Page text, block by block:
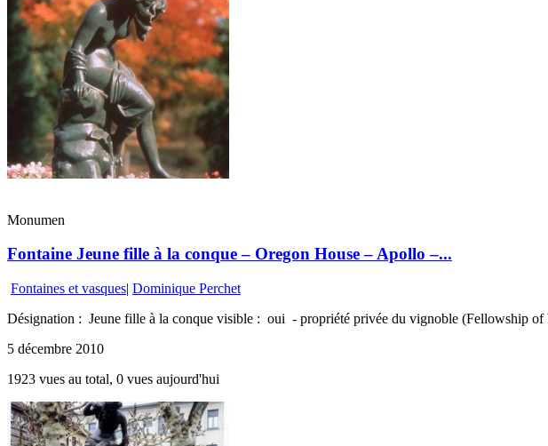
Monumen
Fontaine Jeune fille à la conque – Oregon House – Apollo –...
Fontaines et vasques| Dominique Perchet
Désignation : Jeune fille à la conque visible : oui - propriété privée du vignoble (Fellowship
5 décembre 2010
1923 vues au total, 0 vues aujourd'hui